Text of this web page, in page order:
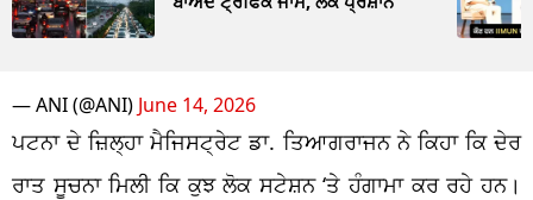
— ANI (@ANI) June 14, 2026
ਪਟਨਾ ਦੇ ਜ਼ਿਲ੍ਹਾ ਮੈਜਿਸਟ੍ਰੇਟ ਡਾ. ਤਿਆਗਰਾਜਨ ਨੇ ਕਿਹਾ ਕਿ ਦੇਰ
ਰਾਤ ਸੂਚਨਾ ਮਿਲੀ ਕਿ ਕੁਝ ਲੋਕ ਸਟੇਸ਼ਨ ‘ਤੇ ਹੰਗਾਮਾ ਕਰ ਰਹੇ ਹਨ।